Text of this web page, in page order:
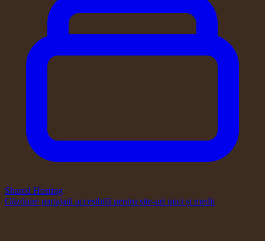
Shared Hosting
Găzduire partajată accesibilă pentru site-uri mici și medii